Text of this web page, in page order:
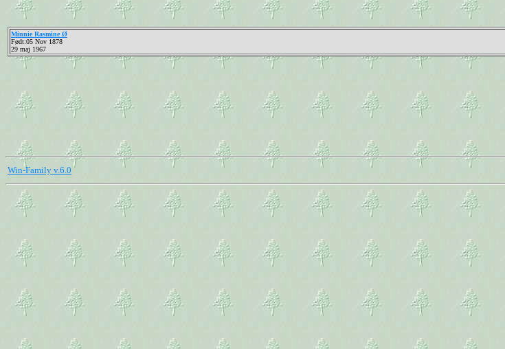
Minnie Rasmine Ø
Født:05 Nov 1878
29 maj 1967
Win-Family v.6.0